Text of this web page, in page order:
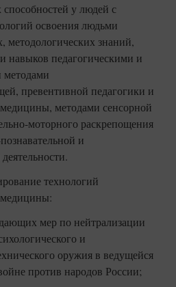
у людей с
освоения людьми
методологических знаний,
навыков педагогическими и
методами
превентивной педагогики и
методами сенсорной
моторного раскрепощения
и
технологий
медицины:
мер по нейтрализации
и
оружия в ведущейся
против народов России;